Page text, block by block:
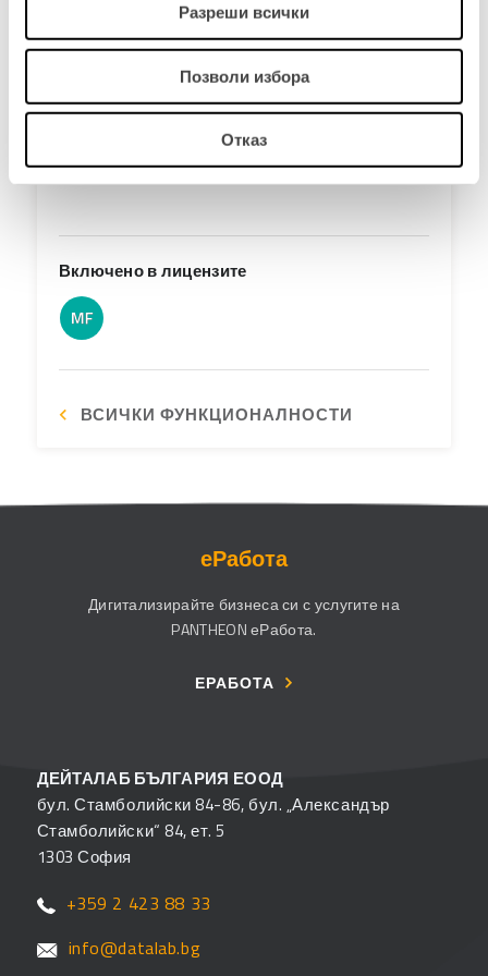
Разреши всички
Позволи избора
Отказ
и свързани документи. Анализите включват анализи на
статуса на работните поръчки, статуса на разписките и
фактурите, текущата работа и разпечатки на свързани
документи. Всички анализи могат да се извършват с
помощта на различни комбинации от критерии.
Включено в лицензите
ВСИЧКИ ФУНКЦИОНАЛНОСТИ
еРабота
Дигитализирайте бизнеса си с услугите на
PANTHEON еРабота.
ЕРАБОТА
ДЕЙТАЛАБ БЪЛГАРИЯ ЕООД
бул. Стамболийски 84-86, бул. „Александър
Стамболийски“ 84, ет. 5
1303 София
+359 2 423 88 33
info@datalab.bg